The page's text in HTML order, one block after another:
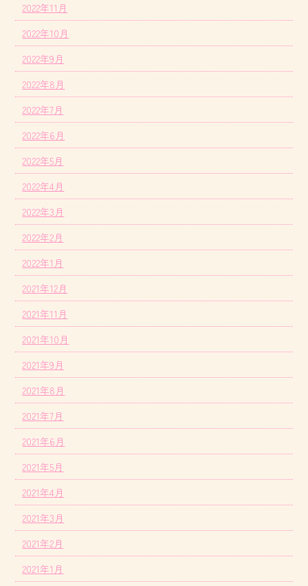
2022年11月
2022年10月
2022年9月
2022年8月
2022年7月
2022年6月
2022年5月
2022年4月
2022年3月
2022年2月
2022年1月
2021年12月
2021年11月
2021年10月
2021年9月
2021年8月
2021年7月
2021年6月
2021年5月
2021年4月
2021年3月
2021年2月
2021年1月